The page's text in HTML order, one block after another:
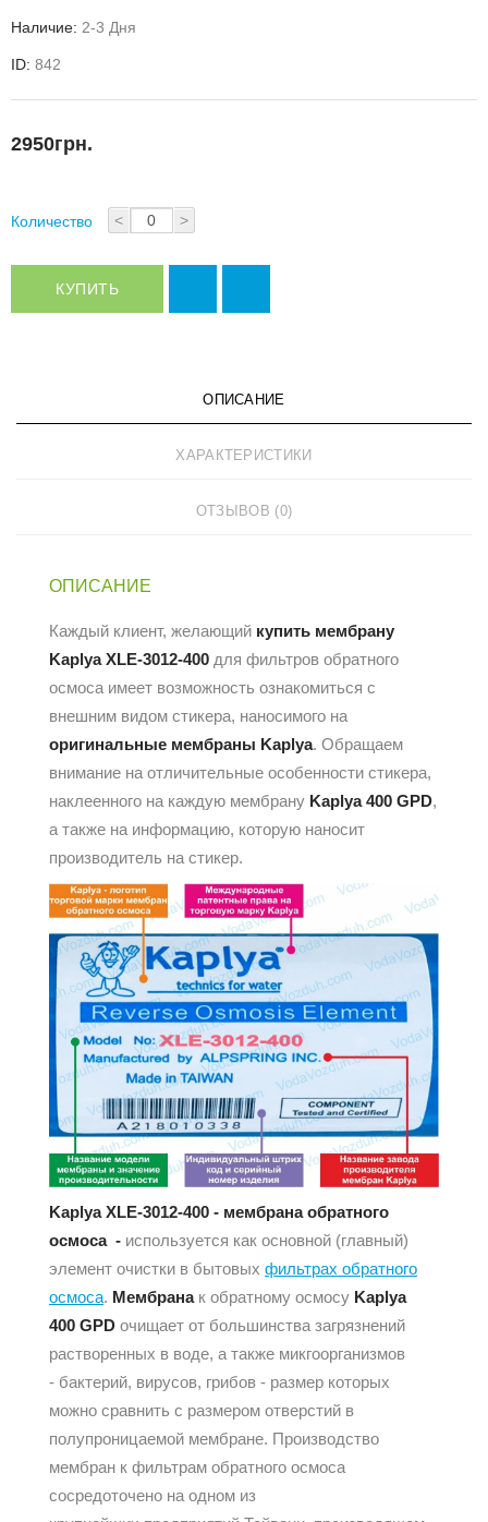
Наличие: 2-3 Дня
ID: 842
2950грн.
Количество < >
КУПИТЬ
ОПИСАНИЕ
ХАРАКТЕРИСТИКИ
ОТЗЫВОВ (0)
ОПИСАНИЕ
Каждый клиент, желающий купить мембрану
Kaplya XLE-3012-400 для фильтров обратного
осмоса имеет возможность ознакомиться с
внешним видом стикера, наносимого на
оригинальные мембраны Kaplya. Обращаем
внимание на отличительные особенности стикера,
наклеенного на каждую мембрану Kaplya400 GPD,
а также на информацию, которую наносит
производитель на стикер.
Kaplya XLE-3012-400 - мембрана обратного
осмоса - используется как основной (главный)
элемент очистки в бытовых фильтрах обратного
осмоса. Мембранак обратному осмосу Kaplya
400 GPD очищает от большинства загрязнений
растворенных в воде, а также микгоорганизмов
- бактерий, вирусов, грибов - размер которых
можно сравнить с размером отверстий в
полупроницаемой мембране. Производство
мембран к фильтрам обратного осмоса
сосредоточено на одном из